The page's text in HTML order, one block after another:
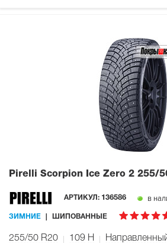
Pirelli Scorpion Ice Zero 2 255/
АРТИКУЛ: 136586 в
ЗИМНИЕ ШИПОВАННЫЕ
255/50 R20 109 H